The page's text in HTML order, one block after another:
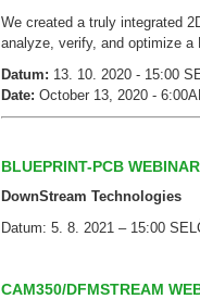
We created a truly integrated
analyze, verify, and optimize
Datum: 13. 10. 2020 - 15:00
Date: October 13, 2020 -
BLUEPRINT-PCB WEBINAR
DownStream Technologies
Datum: 5. 8. 2021 – 15:00
CAM350/DFMSTREAM